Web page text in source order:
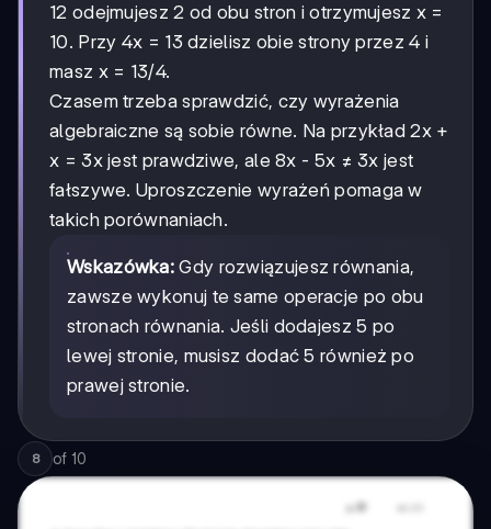
12 odejmujesz 2 od obu stron i otrzymujesz x =
10. Przy 4x = 13 dzielisz obie strony przez 4 i
masz x = 13/4.
Czasem trzeba sprawdzić, czy wyrażenia
algebraiczne są sobie równe. Na przykład 2x +
x = 3x jest prawdziwe, ale 8x - 5x ≠ 3x jest
fałszywe. Uproszczenie wyrażeń pomaga w
takich porównaniach.
Wskazówka: Gdy rozwiązujesz równania,
zawsze wykonuj te same operacje po obu
stronach równania. Jeśli dodajesz 5 po
lewej stronie, musisz dodać 5 również po
prawej stronie.
8 of 10